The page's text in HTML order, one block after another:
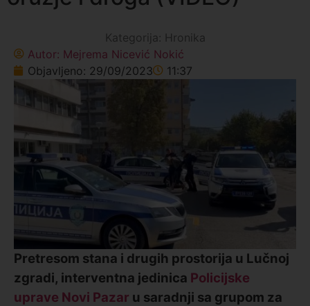
Kategorija: Hronika
Autor: Mejrema Nicević Nokić
Objavljeno: 29/09/2023 11:37
Pretresom stana i drugih prostorija u Lučnoj
zgradi, interventna jedinica Policijske
uprave Novi Pazar u saradnji sa grupom za